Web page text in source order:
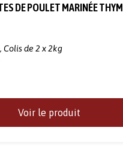
DE POULET MARINÉE THYM
Colis de 2 x 2kg
Voir le produit